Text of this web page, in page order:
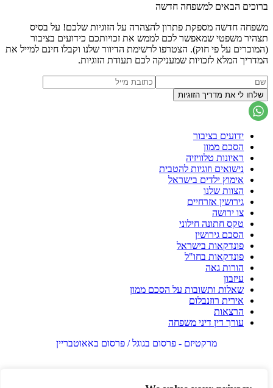
ברוכים הבאים למשפחה חדשה
משפחה חדשה מספקת פתרון להצהרה על הזוגיות שלכם! על בסיס
תצהיר משפטי שמאפשר לכם לממש את זכויותכם כידועים בציבור
(המוכרים על פי חוק). הצטרפו לרשימת הדיוור שלנו וקבלו חינם למייל את
המדריך המלא לזכויות שמעניקה לכם תעודת הזוגיות.
ידועים בציבור
הסכם ממון
ראיונות טלוויזיה
נישואים וזוגיות להטבית
אימוץ ילדים בישראל
הצוות שלנו
גירושין אזרחיים
צו ירושה
טקס חתונה חילוני
הסכם גירושין
פונדקאות בישראל
פונדקאות בחו"ל
הורות גאה
עיזבון
שאלות ותשובות על הסכם ממון
אירית רוזנבלום
הרצאות
עורך דין דיני משפחה
מרקטיזם - פרסום בגוגל / פרסום באאוטבריין